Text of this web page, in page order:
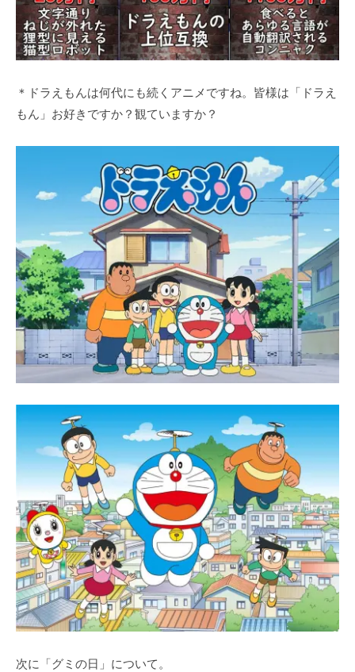
＊ドラえもんは何代にも続くアニメですね。皆様は「ドラえ
もん」お好きですか？観ていますか？
次に「グミの日」について。